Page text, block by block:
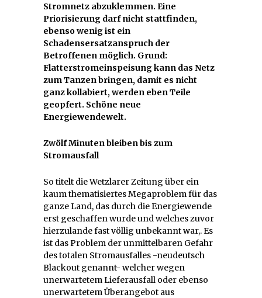
Stromnetz abzuklemmen. Eine
Priorisierung darf nicht stattfinden,
ebenso wenig ist ein
Schadensersatzanspruch der
Betroffenen möglich. Grund:
Flatterstromeinspeisung kann das Netz
zum Tanzen bringen, damit es nicht
ganz kollabiert, werden eben Teile
geopfert. Schöne neue
Energiewendewelt.
Zwölf Minuten bleiben bis zum
Stromausfall
So titelt die Wetzlarer Zeitung über ein
kaum thematisiertes Megaproblem für das
ganze Land, das durch die Energiewende
erst geschaffen wurde und welches zuvor
hierzulande fast völlig unbekannt war,. Es
ist das Problem der unmittelbaren Gefahr
des totalen Stromausfalles -neudeutsch
Blackout genannt- welcher wegen
unerwartetem Lieferausfall oder ebenso
unerwartetem Überangebot aus